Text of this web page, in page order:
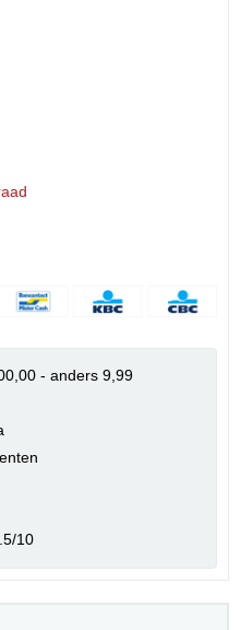
- anders 9,99
10